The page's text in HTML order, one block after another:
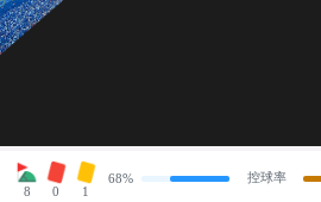
8 0 1
68% 控球率